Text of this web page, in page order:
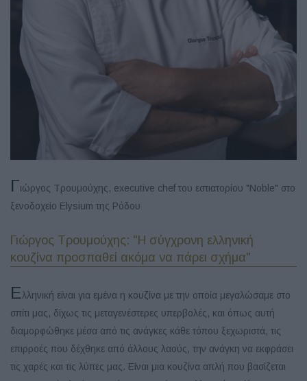
Γιώργος Τρουμούχης, executive chef του εστιατορίου "Noble" στο
ξενοδοχείο Elysium της Ρόδου
Γιώργος Τρουμούχης: "Η σύγχρονη ελληνική
κουζίνα προσπαθεί ακόμα να πάρει σχήμα"
Ελληνική είναι για εμένα η κουζίνα με την οποία μεγαλώσαμε στο
σπίτι μας, δίχως τις μεταγενέστερες υπερβολές, και όπως αυτή
διαμορφώθηκε μέσα από τις ανάγκες κάθε τόπου ξεχωριστά, τις
επιρροές που δέχθηκε από άλλους λαούς, την ανάγκη να εκφράσει
τις χαρές και τις λύπες μας. Είναι μια κουζίνα απλή που βασίζεται